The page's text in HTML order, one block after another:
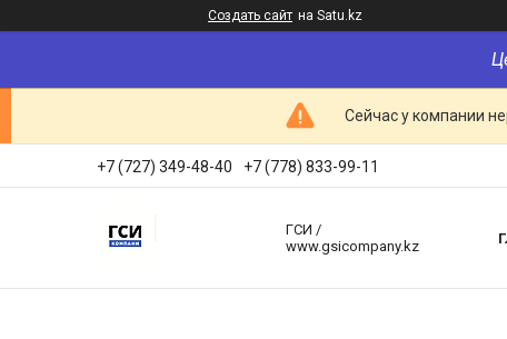
Создать сайт на Satu.kz
Сейчас у компании
+7 (727) 349-48-40 +7 (778) 833-99-11
ГСИ /
www.gsicompany.kz